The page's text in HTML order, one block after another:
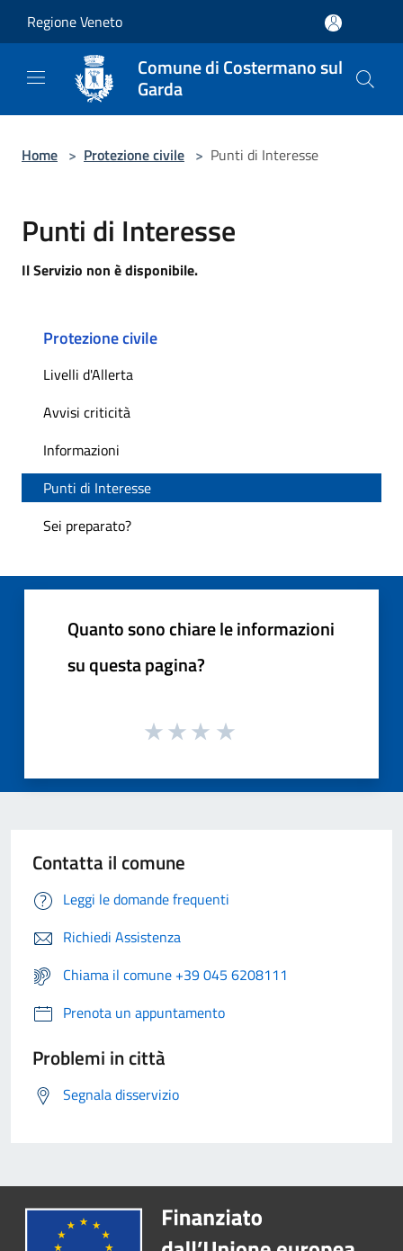
Regione Veneto
Comune di Costermano sul
Garda
Home > Protezione civile > Punti di Interesse
Punti di Interesse
Il Servizio non è disponibile.
Protezione civile
Livelli d'Allerta
Avvisi criticità
Informazioni
Punti di Interesse
Sei preparato?
Quanto sono chiare le informazioni
su questa pagina?
Contatta il comune
Leggi le domande frequenti
Richiedi Assistenza
Chiama il comune +39 045 6208111
Prenota un appuntamento
Problemi in città
Segnala disservizio